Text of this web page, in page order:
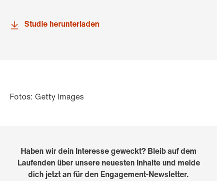
Studie herunterladen
Fotos: Getty Images
Haben wir dein Interesse geweckt? Bleib auf dem
Laufenden über unsere neuesten Inhalte und melde
dich jetzt an für den Engagement-Newsletter.